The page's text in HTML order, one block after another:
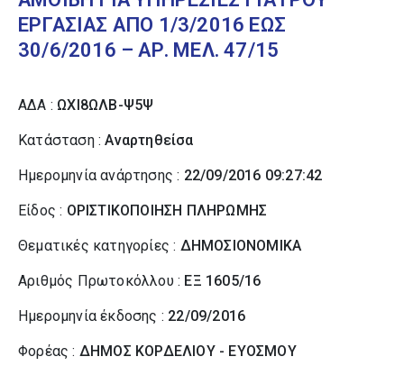
ΕΡΓΑΣΙΑΣ ΑΠΟ 1/3/2016 ΕΩΣ
30/6/2016 – ΑΡ. ΜΕΛ. 47/15
ΑΔΑ : ΩΧΙ8ΩΛΒ-Ψ5Ψ
Κατάσταση :Αναρτηθείσα
Ημερομηνία ανάρτησης : 22/09/2016 09:27:42
Είδος : ΟΡΙΣΤΙΚΟΠΟΙΗΣΗ ΠΛΗΡΩΜΗΣ
Θεματικές κατηγορίες : ΔΗΜΟΣΙΟΝΟΜΙΚΑ
Αριθμός Πρωτοκόλλου : ΕΞ 1605/16
Ημερομηνία έκδοσης : 22/09/2016
Φορέας : ΔΗΜΟΣ ΚΟΡΔΕΛΙΟΥ - ΕΥΟΣΜΟΥ